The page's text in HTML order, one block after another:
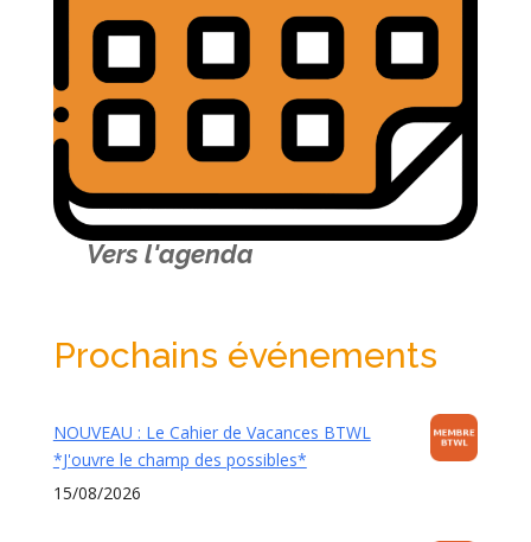
Vers l'agenda
Prochains événements
NOUVEAU : Le Cahier de Vacances BTWL
*J'ouvre le champ des possibles*
15/08/2026